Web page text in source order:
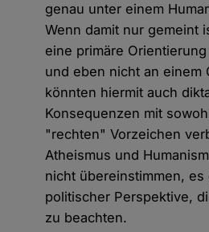
genau unter einem
Wenn damit nur gemeint
eine primäre
und eben nicht an einem
könnten hiermit auch
Konsequenzen mit
"rechten" Vorzeichen
Atheismus und
nicht übereinstimmen, es
politischer Perspektive,
zu beachten.